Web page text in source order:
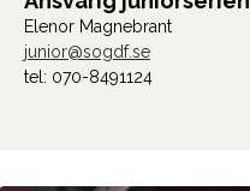
Elenor Magnebrant
junior@sogdf.se
tel: 070-8491124